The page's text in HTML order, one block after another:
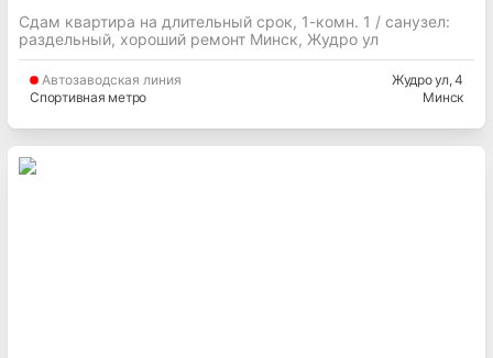
Сдам квартира на длительный срок, 1-комн. 1 / cанузел:
раздельный, хороший ремонт Минск, Жудро ул
Автозаводская линия
Спортивная метро
Жудро ул, 4
Минск